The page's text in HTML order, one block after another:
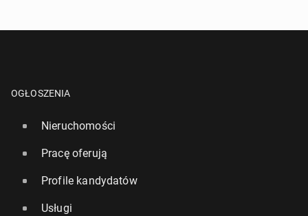
OGŁOSZENIA
Nieruchomości
Pracę oferują
Profile kandydatów
Usługi